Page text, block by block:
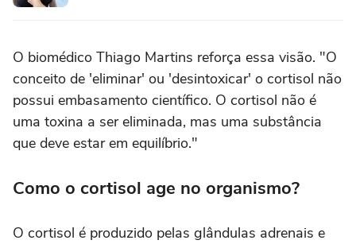
O biomédico Thiago Martins reforça essa visão. "O
conceito de 'eliminar' ou 'desintoxicar' o cortisol não
possui embasamento científico. O cortisol não é
uma toxina a ser eliminada, mas uma substância
que deve estar em equilíbrio."
Como o cortisol age no organismo?
O cortisol é produzido pelas glândulas adrenais e